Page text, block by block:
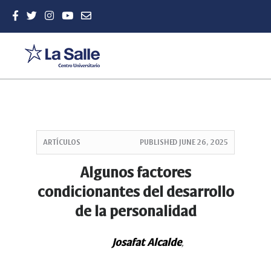
Main
ARTÍCULOS PUBLISHED JUNE 26, 2025
Algunos factores
condicionantes del desarrollo
de la personalidad
Josafat Alcalde,